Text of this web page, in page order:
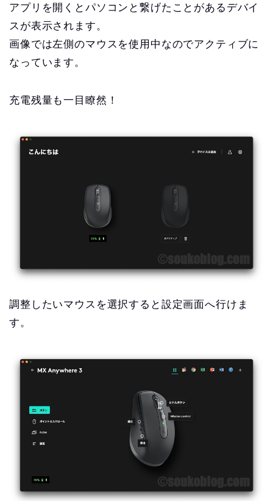
アプリを開くとパソコンと繋げたことがあるデバイ
スが表示されます。
画像では左側のマウスを使用中なのでアクティブに
なっています。
充電残量も一目瞭然！
調整したいマウスを選択すると設定画面へ行けま
す。